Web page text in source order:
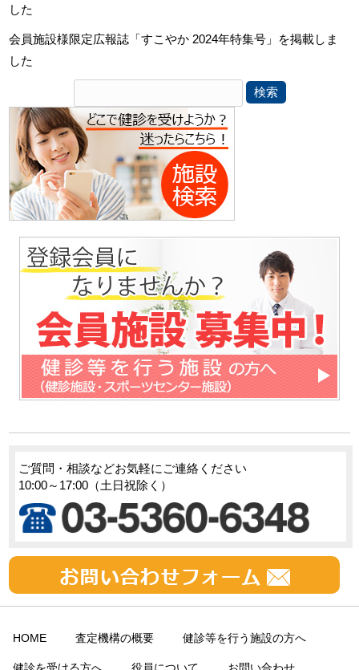
した
会員施設様限定広報誌「すこやか 2024年特集号」を掲載しま
した
ご質問・相談などお気軽にご連絡ください
10:00～17:00（土日祝除く）
HOME 査定機構の概要 健診等を行う施設の方へ